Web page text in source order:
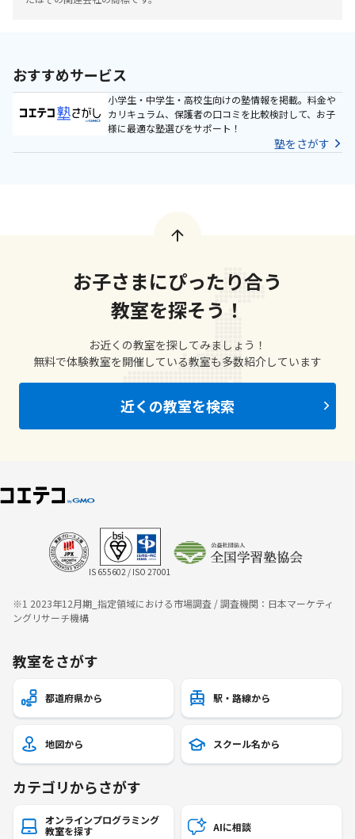
おすすめサービス
小学生・中学生・高校生向けの塾情報を掲載。料金や
カリキュラム、保護者の口コミを比較検討して、お子
様に最適な塾選びをサポート！
塾をさがす
お子さまにぴったり合う
教室を探そう！
お近くの教室を探してみましょう！
無料で体験教室を開催している教室も多数紹介しています
近くの教室を検索
IS 655602 / ISO 27001
※1 2023年12月期_指定領域における市場調査 / 調査機関：日本マーケティ
ングリサーチ機構
教室をさがす
都道府県から 駅・路線から
地図から スクール名から
カテゴリからさがす
オンラインプログラミング
教室を探す
AIに相談